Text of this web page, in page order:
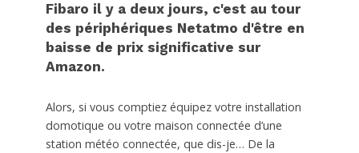
Fibaro il y a deux jours, c'est au tour
des périphériques Netatmo d'être en
baisse de prix significative sur
Amazon.
Alors, si vous comptiez équipez votre installation
domotique ou votre maison connectée d’une
station météo connectée, que dis-je… De la